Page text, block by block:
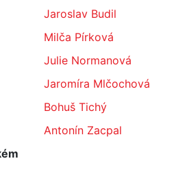
Jaroslav Budil
Milča Pírková
Julie Normanová
Jaromíra Mlčochová
Bohuš Tichý
Antonín Zacpal